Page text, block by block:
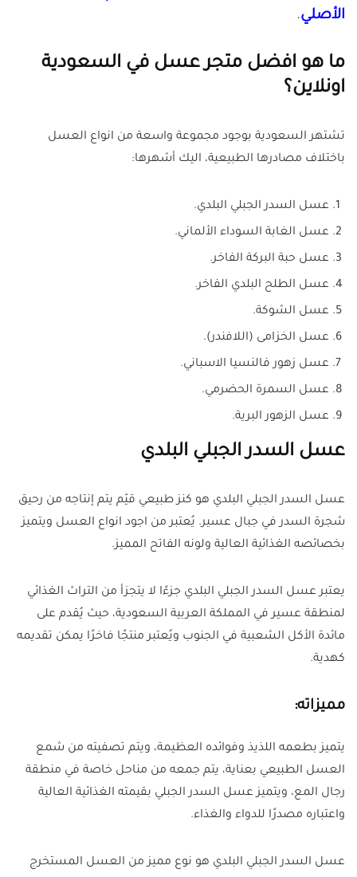
الأصلي.
ما هو افضل متجر عسل في السعودية
اونلاين؟
تشتهر السعودية بوجود مجموعة واسعة من انواع العسل
باختلاف مصادرها الطبيعية، اليك أشهرها:
عسل السدر الجبلي البلدي.
عسل الغابة السوداء الألماني.
عسل حبة البركة الفاخر.
عسل الطلح البلدي الفاخر.
عسل الشوكة.
عسل الخزامى (اللافندر).
عسل زهور فالنسيا الاسباني.
عسل السمرة الحضرمي.
عسل الزهور البرية.
عسل السدر الجبلي البلدي
عسل السدر الجبلي البلدي هو كنز طبيعي قيّم يتم إنتاجه من رحيق
شجرة السدر في جبال عسير. يُعتبر من اجود انواع العسل ويتميز
بخصائصه الغذائية العالية ولونه الفاتح المميز.
يعتبر عسل السدر الجبلي البلدي جزءًا لا يتجزأ من التراث الغذائي
لمنطقة عسير في المملكة العربية السعودية، حيث يُقدم على
مائدة الأكل الشعبية في الجنوب ويُعتبر منتجًا فاخرًا يمكن تقديمه
كهدية.
مميزاته:
يتميز بطعمه اللذيذ وفوائده العظيمة، ويتم تصفيته من شمع
العسل الطبيعي بعناية، يتم جمعه من مناحل خاصة في منطقة
رجال المع، ويتميز عسل السدر الجبلي بقيمته الغذائية العالية
واعتباره مصدرًا للدواء والغذاء.
عسل السدر الجبلي البلدي هو نوع مميز من العسل المستخرج